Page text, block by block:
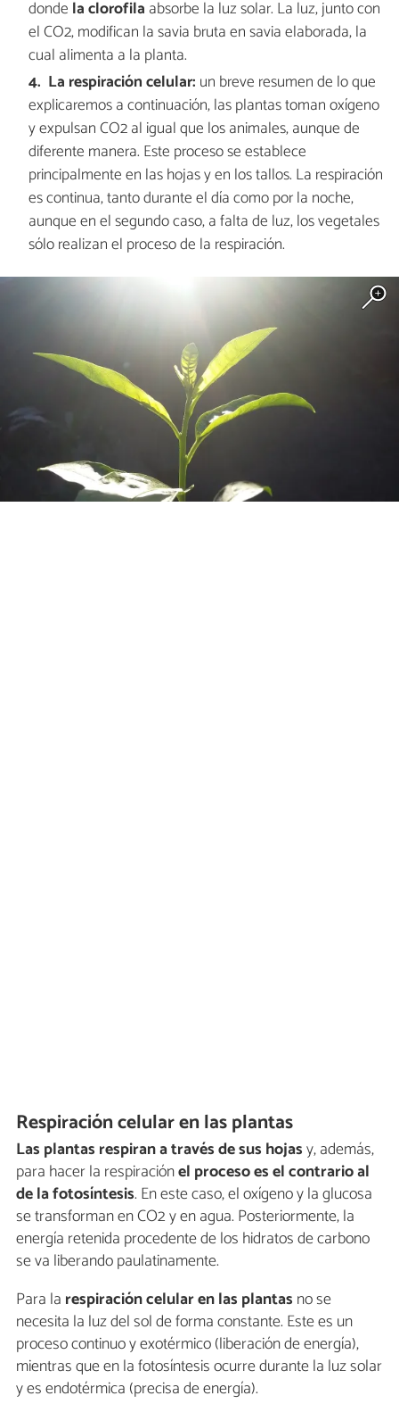
donde la clorofila absorbe la luz solar. La luz, junto con
el CO2, modifican la savia bruta en savia elaborada, la
cual alimenta a la planta.
La respiración celular: un breve resumen de lo que
explicaremos a continuación, las plantas toman oxígeno
y expulsan CO2 al igual que los animales, aunque de
diferente manera. Este proceso se establece
principalmente en las hojas y en los tallos. La respiración
es continua, tanto durante el día como por la noche,
aunque en el segundo caso, a falta de luz, los vegetales
sólo realizan el proceso de la respiración.
Respiración celular en las plantas
Las plantas respiran a través de sus hojasy, además,
para hacer la respiraciónel proceso es el contrario al
de la fotosíntesis. En este caso, el oxígeno y la glucosa
se transforman en CO2 y en agua. Posteriormente, la
energía retenida procedente de los hidratos de carbono
se va liberando paulatinamente.
Para la respiración celular en las plantas no se
necesita la luz del sol de forma constante. Este es un
proceso continuo y exotérmico (liberación de energía),
mientras que en la fotosíntesis ocurre durante la luz solar
y es endotérmica (precisa de energía).